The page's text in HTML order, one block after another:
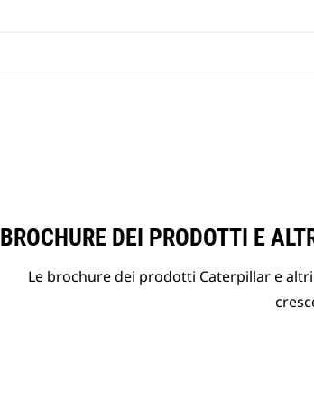
BROCHURE DEI PRODOTTI E
Le brochure dei prodotti Caterpillar e